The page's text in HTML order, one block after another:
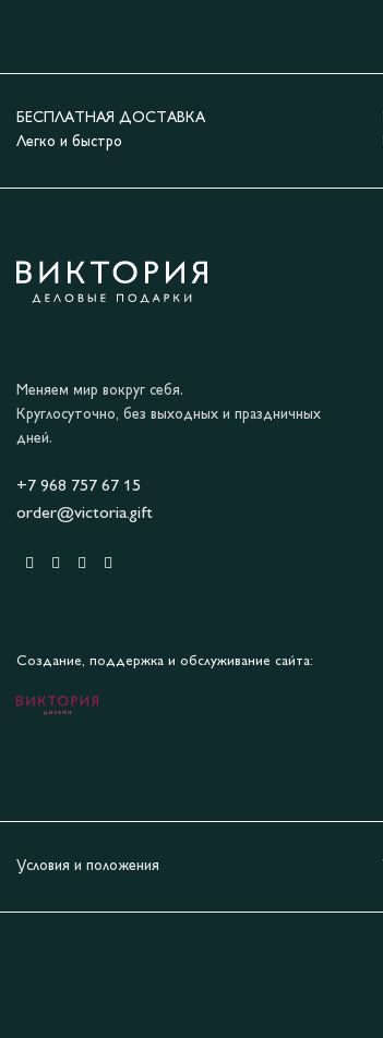
БЕСПЛАТНАЯ ДОСТАВКА
Легко и быстро
Меняем мир вокруг себя.
Круглосуточно, без выходных и праздничных
дней.
+7 968 757 67 15
order@victoria.gift
Создание, поддержка и обслуживание сайта:
Условия и положения